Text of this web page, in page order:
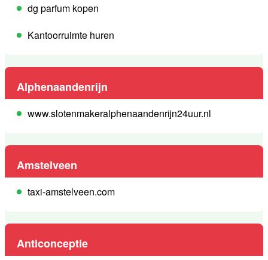
dg parfum kopen
Kantoorruimte huren
Alphenaandenrijn
www.slotenmakeralphenaandenrijn24uur.nl
Amstelveen
taxi-amstelveen.com
Anticonceptie